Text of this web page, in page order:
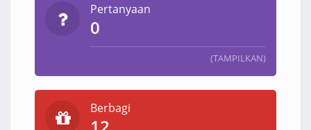
Pertanyaan
0
(TAMPILKAN)
Berbagi